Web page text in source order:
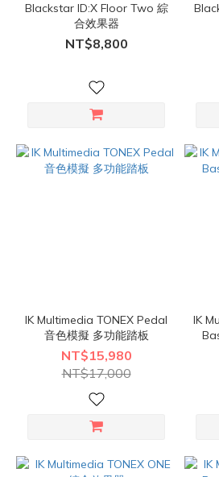
Blackstar ID:X Floor Two 綜
合效果器
NT$8,800
IK Multimedia TONEX Pedal
音色模擬 多功能踏板
NT$15,980
NT$17,000
IK